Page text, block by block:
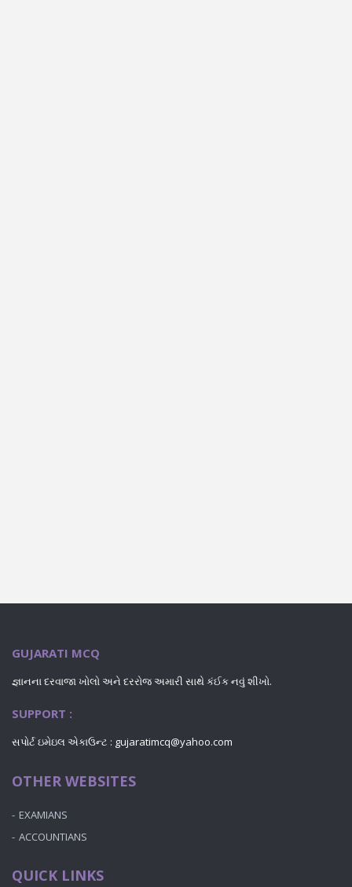
GUJARATI MCQ
જ્ઞાનના દરવાજા ખોલો અને દરરોજ અમારી સાથે કંઈક નવું શીખો.
SUPPORT :
સપોર્ટ ઇમેઇલ એકાઉન્ટ : gujaratimcq@yahoo.com
OTHER WEBSITES
EXAMIANS
ACCOUNTIANS
QUICK LINKS